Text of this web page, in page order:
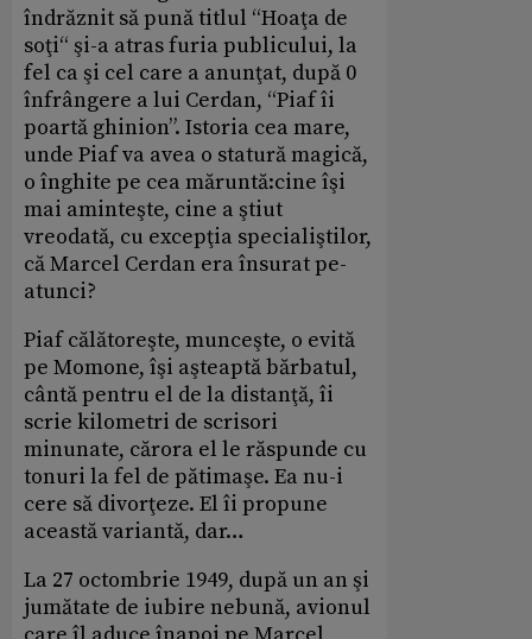
îndrăznit să pună titlul “Hoaţa de
soţi“ şi-a atras furia publicului, la
fel ca şi cel care a anunţat, după 0
înfrângere a lui Cerdan, “Piaf îi
poartă ghinion”. Istoria cea mare,
unde Piaf va avea o statură magică,
o înghite pe cea măruntă:cine îşi
mai aminteşte, cine a ştiut
vreodată, cu excepţia specialiştilor,
că Marcel Cerdan era însurat pe-
atunci?
Piaf călătoreşte, munceşte, o evită
pe Momone, îşi aşteaptă bărbatul,
cântă pentru el de la distanţă, îi
scrie kilometri de scrisori
minunate, cărora el le răspunde cu
tonuri la fel de pătimaşe. Ea nu-i
cere să divorţeze. El îi propune
această variantă, dar…
La 27 octombrie 1949, după un an şi
jumătate de iubire nebună, avionul